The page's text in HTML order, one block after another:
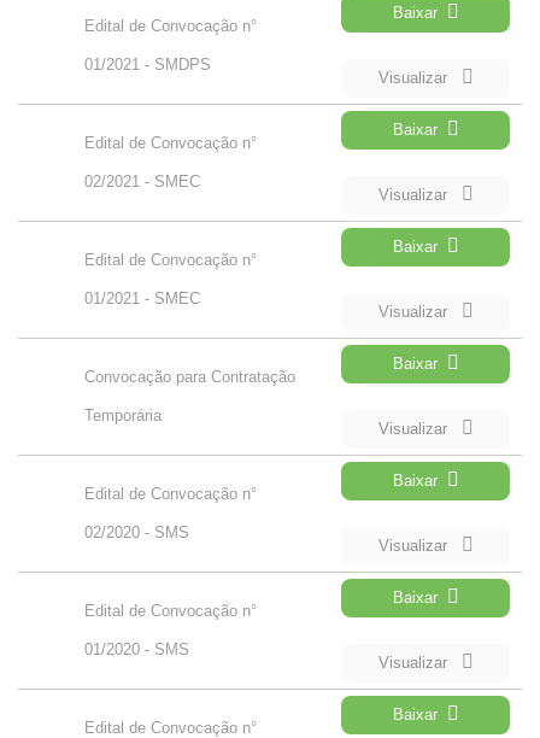
Edital de Convocação n°
01/2021 - SMDPS
Baixar
Visualizar
Edital de Convocação n°
02/2021 - SMEC
Baixar
Visualizar
Edital de Convocação n°
01/2021 - SMEC
Baixar
Visualizar
Convocação para Contratação
Temporária
Baixar
Visualizar
Edital de Convocação n°
02/2020 - SMS
Baixar
Visualizar
Edital de Convocação n°
01/2020 - SMS
Baixar
Visualizar
Edital de Convocação n°
Baixar